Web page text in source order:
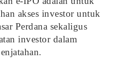
akses investor untuk
Perdana sekaligus
investor dalam